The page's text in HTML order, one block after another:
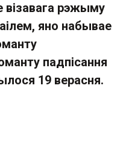
візавага рэжыму
яно набывае
падпісання
19 верасня.